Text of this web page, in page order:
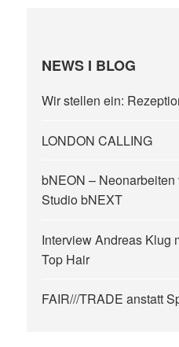
NEWS I BLOG
Wir stellen ein:
LONDON CALLING
bNEON –
Studio bNEXT
Interview Andreas Klug
Top Hair
FAIR///TRADE anstatt